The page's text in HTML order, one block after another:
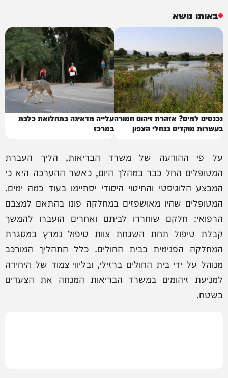
באותו נושא
נכנסים למים? אזהרת זיהום חמורה
בעשרות מוקדים בנחלי הצפון
עלייה מדאיגה בתחלואת כלבת
במרכז
על פי ההודעה של משרד הבריאות, הליך העברת
המטופלים החל כבר במהלך היום, כאשר ההערכה היא כי
המבצע הלוגיסטי והחיטוי היסודי יסתיימו בעוד כמה ימים.
המטופלים שהיו מאושפזים במחלקה פונו בהתאם למצבם
הרפואי: חלקם שוחררו לביתם ואחרים הועברו להמשך
קבלת טיפול תחת השגחת צוות טיפול נמרץ במסגרת
המחלקה הפנימית בבית החולים. כלל התהליך המורכב
מנוהל על ידי בית החולים ברזילי, ובליווי צמוד של היחידה
למניעת זיהומים במשרד הבריאות המנחה את הצעדים
בשטח.